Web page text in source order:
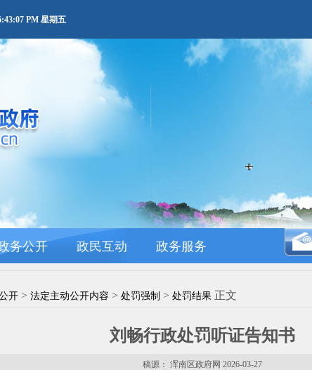
PM 星期五
务公开 政民互动 政务服务
开 > 法定主动公开内容 > 处罚强制 > 处罚结果 正文
刘畅行政处罚听证告知书
稿源： 浑南区政府网 2026-03-27